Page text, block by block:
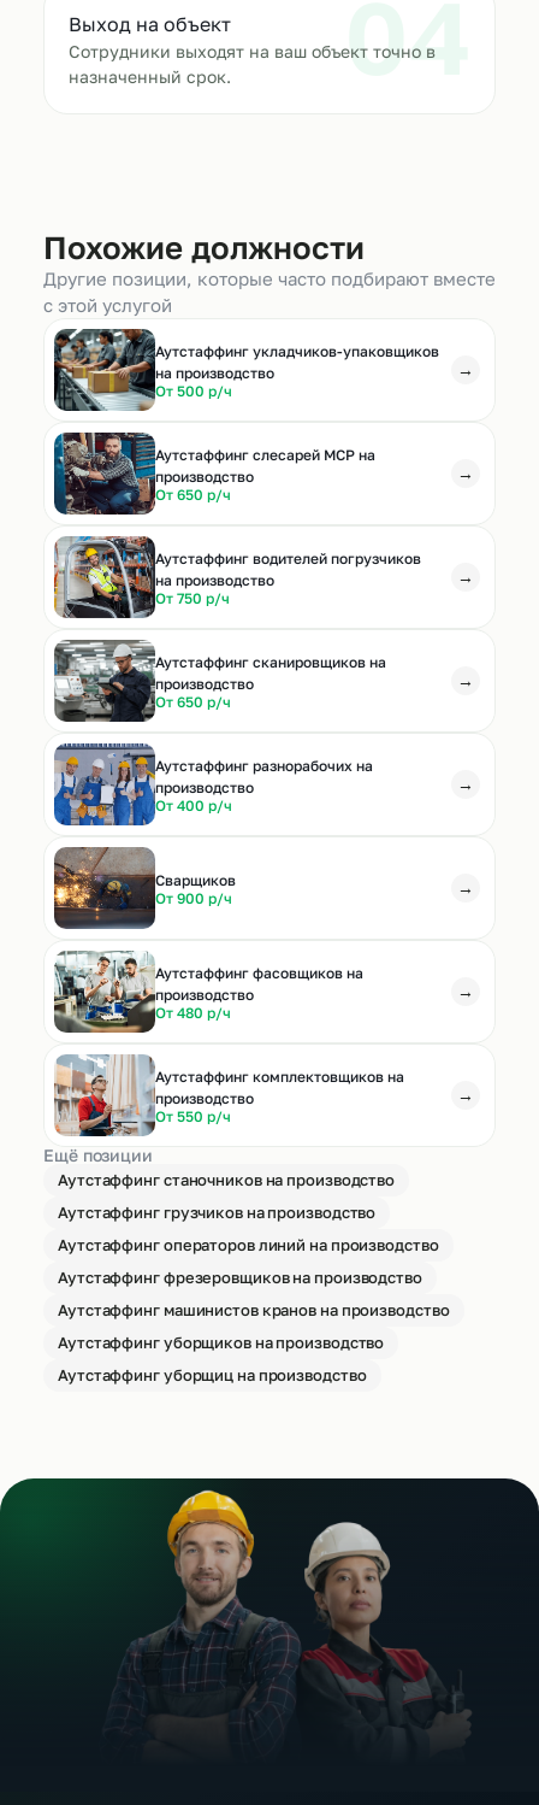
04
Выход на объект
Сотрудники выходят на ваш объект точно в
назначенный срок.
Похожие должности
Другие позиции, которые часто подбирают вместе
с этой услугой
Аутстаффинг укладчиков-упаковщиков
на производство
От 500 р/ч
→
Аутстаффинг слесарей МСР на
производство
От 650 р/ч
→
Аутстаффинг водителей погрузчиков
на производство
От 750 р/ч
→
Аутстаффинг сканировщиков на
производство
От 650 р/ч
→
Аутстаффинг разнорабочих на
производство
От 400 р/ч
→
Cварщиков
От 900 р/ч
→
Аутстаффинг фасовщиков на
производство
От 480 р/ч
→
Аутстаффинг комплектовщиков на
производство
От 550 р/ч
→
Ещё позиции
Аутстаффинг станочников на производство
Аутстаффинг грузчиков на производство
Аутстаффинг операторов линий на производство
Аутстаффинг фрезеровщиков на производство
Аутстаффинг машинистов кранов на производство
Аутстаффинг уборщиков на производство
Аутстаффинг уборщиц на производство